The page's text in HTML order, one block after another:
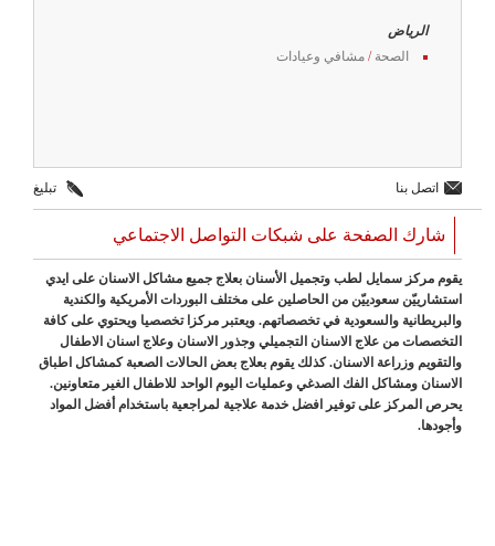
الرياض
الصحة / مشافي وعيادات
اتصل بنا تبليغ
شارك الصفحة على شبكات التواصل الاجتماعي
يقوم مركز سمايل لطب وتجميل الأسنان بعلاج جميع مشاكل الاسنان على ايدي
استشارييّن سعودييّن من الحاصلين على مختلف البوردات الأمريكية والكندية
والبريطانية والسعودية في تخصصاتهم. ويعتبر مركزا تخصصيا ويحتوي على كافة
التخصصات من علاج الاسنان التجميلي وجذور الاسنان وعلاج اسنان الاطفال
والتقويم وزراعة الاسنان. كذلك يقوم بعلاج بعض الحالات الصعبة كمشاكل اطباق
الاسنان ومشاكل الفك الصدغي وعمليات اليوم الواحد للاطفال الغير متعاونين.
يحرص المركز على توفير افضل خدمة علاجية لمراجعية باستخدام أفضل المواد
وأجودها.